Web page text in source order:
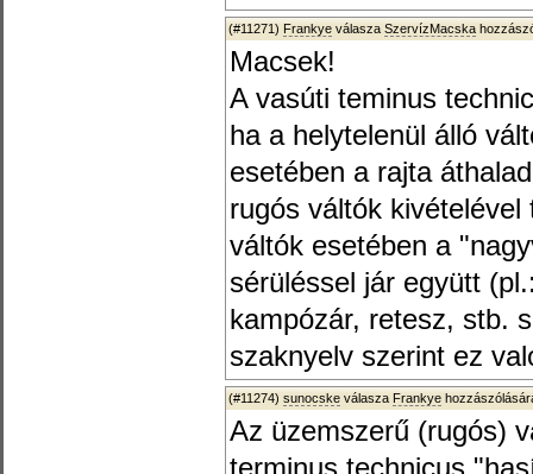
(#11271) Frankye válasza SzervízMacska
Macsek!
A vasúti teminus
ha a helytelenül álló
esetében a rajta
rugós váltók
váltók esetében a
sérüléssel jár együtt
kampózár, retesz, stb.
szaknyelv szerint ez
(#11274) sunocske válasza Frankye
Az üzemszerű (rugós)